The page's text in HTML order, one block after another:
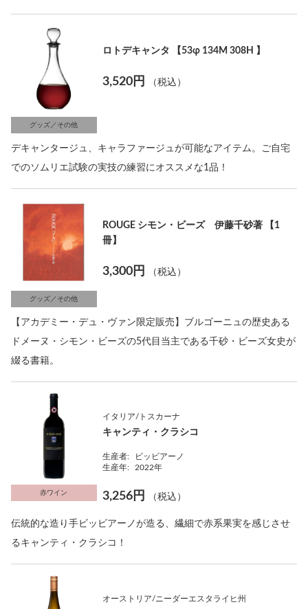
グッズ／その他
ロトデキャンタ 【53φ 134M 308H 】
3,520円 （税込）
デキャンタージュ、キャラファージュが可能なアイテム。ご自宅
でのソムリエ試験の実技の練習にオススメな1品！
グッズ／その他
ROUGE シモン・ビーズ 伊藤千砂著 【1
冊】
3,300円 （税込）
【アカデミー・デュ・ヴァン限定販売】ブルゴーニュの歴史ある
ドメーヌ・シモン・ビーズの5代目当主である千砂・ビーズ女史が
綴る書籍。
赤ワイン
イタリア/トスカーナ
キャンティ・クラシコ
生産者:
ビッビアーノ
生産年:
2022年
3,256円 （税込）
伝統的な造り手ビッビアーノが造る、繊細で赤系果実を感じさせ
るキャンティ・クラシコ！
オーストリア/ニーダーエスタライヒ州